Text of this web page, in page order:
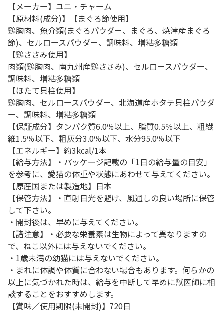
【メーカー】ユニ・チャーム
【原材料(成分)】【まぐろ節使用】
鶏胸肉、魚介類(まぐろパウダー、まぐろ、焼津産まぐろ
節)、セルロースパウダー、調味料、増粘多糖類
【鶏ささみ使用】
肉類(鶏胸肉、南九州産鶏ささみ)、セルロースパウダー、
調味料、増粘多糖類
【ほたて貝柱使用】
鶏胸肉、セルロースパウダー、北海道産ホタテ貝柱パウダ
ー、調味料、増粘多糖類
【保証成分】タンパク質6.0％以上、脂質0.5％以上、粗繊
維1.5％以下、粗灰分3.0％以下、水分95.0％以下
【エネルギー】約3kcal/1本
【給与方法】・パッケージ記載の「1日の給与量の目安」
を参考に、愛猫の体重や状態にあわせて与えてください。
【原産国または製造地】日本
【保管方法】・直射日光を避け、風通しの良い場所に保管
して下さい。
・開封後は、早めに与えてください。
【諸注意】・必要な栄養素は生物によって異なりますの
で、ねこ以外には与えないでください。
・1歳未満の幼猫には与えないでください。
・まれに体調や体質に合わない場合もあります。何らかの
以上に気づかれた時は、給与を中断して早めに獣医師に相
談することをおすすめします。
【賞味／使用期限(未開封)】720日